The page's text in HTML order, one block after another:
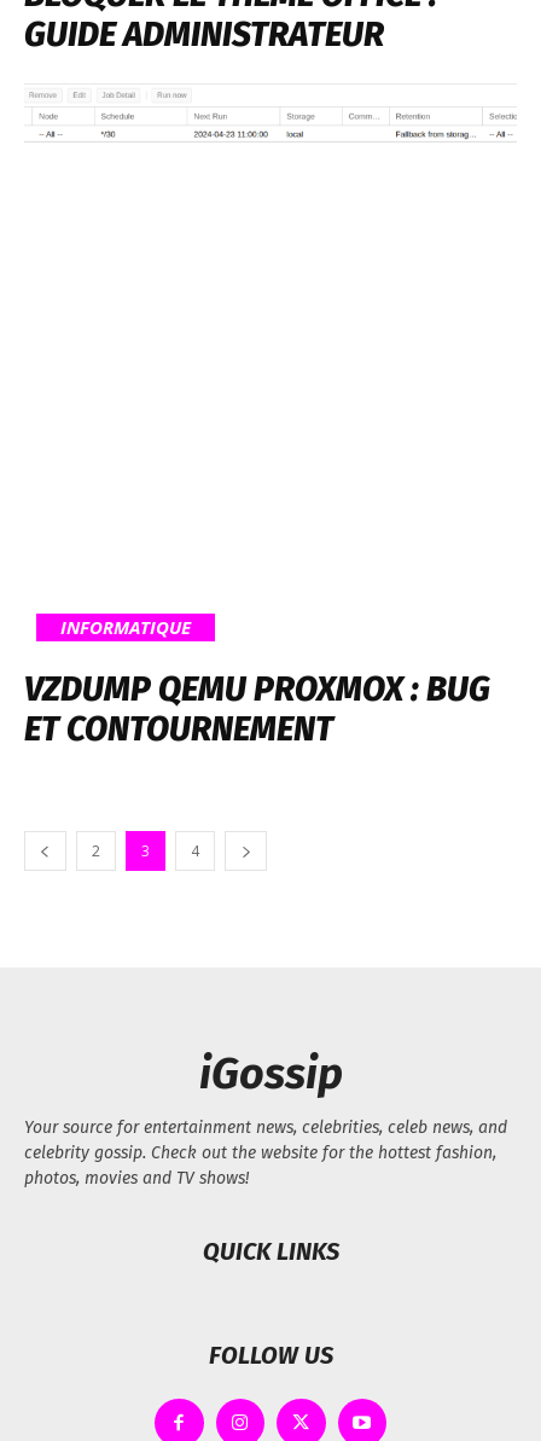
GUIDE ADMINISTRATEUR
INFORMATIQUE
VZDUMP QEMU PROXMOX : BUG
ET CONTOURNEMENT
2 3 4
iGossip
Your source for entertainment news, celebrities, celeb news, and
celebrity gossip. Check out the website for the hottest fashion,
photos, movies and TV shows!
QUICK LINKS
FOLLOW US